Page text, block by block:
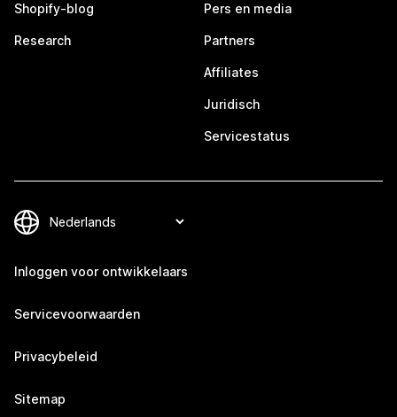
Shopify-blog
Research
Pers en media
Partners
Affiliates
Juridisch
Servicestatus
Inloggen voor ontwikkelaars
Servicevoorwaarden
Privacybeleid
Sitemap